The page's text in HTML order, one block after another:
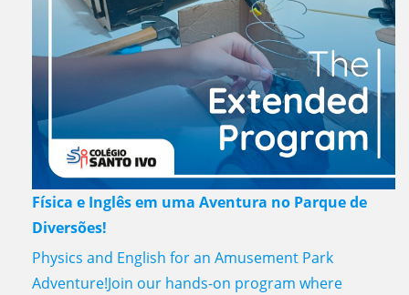
Física e Inglês em uma Aventura no Parque de
Diversões!
Physics and English for an Amusement Park
Adventure!Join our hands-on program where